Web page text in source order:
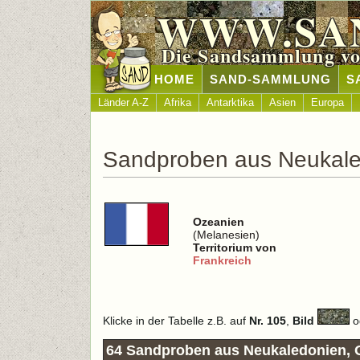
Die Sandsammlung
HOME SAND-SAMMLUNG
Länder A-Z Afrika Antarktika Asien Europa
Sandproben aus
Ozeanien
(Melanesien)
Territorium von
Frankreich
Klicke in der Tabelle z.B. auf Nr. 105 Bild
64 Sandproben aus Neukaledonien,